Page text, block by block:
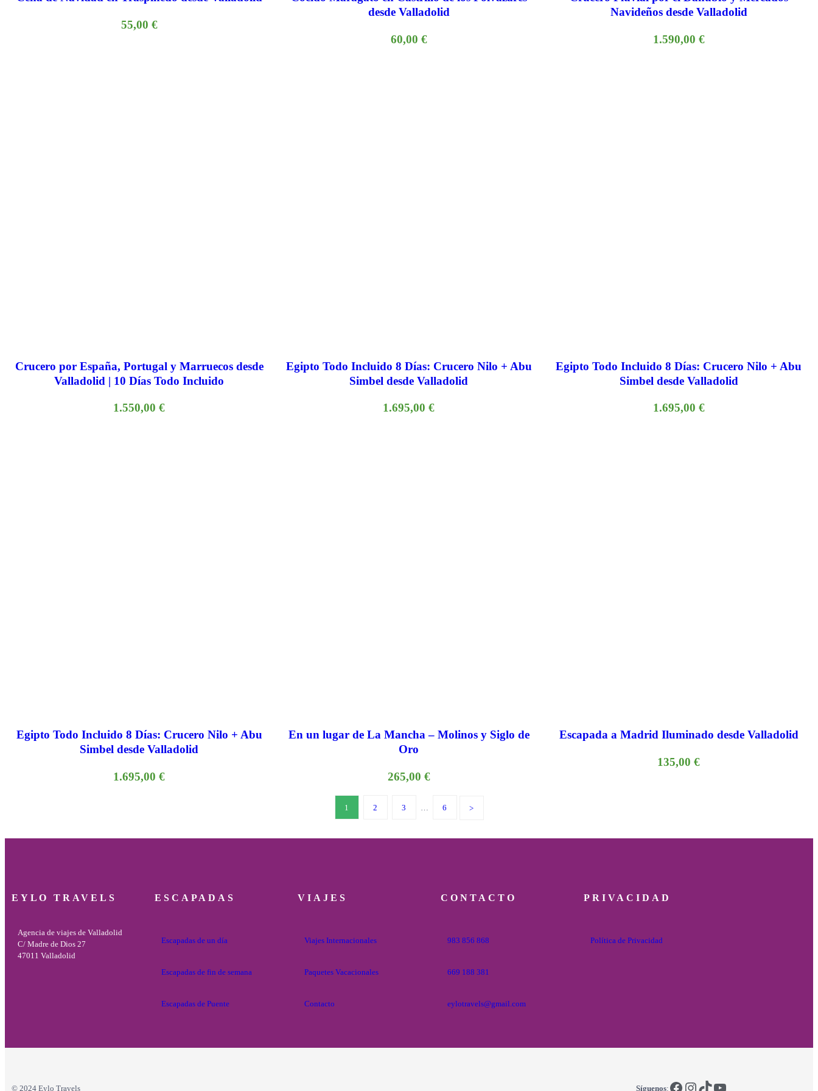
55,00 €
desde Valladolid
60,00 €
Navideños desde Valladolid
1.590,00 €
Crucero por España, Portugal y Marruecos desde
Valladolid | 10 Días Todo Incluido
1.550,00€
Egipto Todo Incluido 8 Días: Crucero Nilo + Abu
Simbel desde Valladolid
1.695,00€
Egipto Todo Incluido 8 Días: Crucero Nilo + Abu
Simbel desde Valladolid
1.695,00 €
Egipto Todo Incluido 8 Días: Crucero Nilo + Abu
Simbel desde Valladolid
1.695,00€
En un lugar de La Mancha – Molinos y Siglo de
Oro
265,00 €
Escapada a Madrid Iluminado desde Valladolid
135,00€
1 2 3 … 6
EYLO TRAVELS
Agencia de viajes de Valladolid
C/ Madre de Dios 27
47011 Valladolid
ESCAPADAS
Escapadas de un día
Escapadas de fin de semana
Escapadas de Puente
VIAJES
Viajes Internacionales
Paquetes Vacacionales
Contacto
CONTACTO
983 856 868
669 188 381
eylotravels@gmail.com
PRIVACIDAD
Política de Privacidad
© 2024 Eylo Travels Síguenos:Facebook Instagram TikTok YouTube